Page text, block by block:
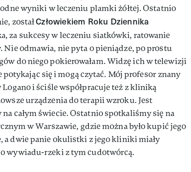
wyniki w leczeniu plamki żółtej. Ostatnio
zostałCzłowiekiem Roku Dziennika
za sukcesy w leczeniu siatkówki, ratowanie
odmawia, nie pyta o pieniądze, po prostu
do niego pokierowałam. Widzę ich w telewizji
potykając się i mogą czytać. Mój profesor znany
Logano i ściśle współpracuje też z kliniką
urządzenia do terapii wzroku. Jest
całym świecie. Ostatnio spotkaliśmy się na
w Warszawie, gdzie można było kupić jego
a dwie panie okulistki z jego kliniki miały
wywiadu-rzeki z tym cudotwórcą.